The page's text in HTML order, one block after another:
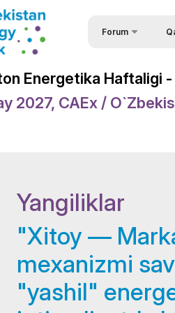
Forum
forumi
O‘zbekiston
Tabrik xatlari
Homiy
O‘tkazilish joyi
Broshyura
Energetika Haftaligi -
2027, CAEx /
Yangiliklar
"Xitoy —
mexanizmi
"yashil"